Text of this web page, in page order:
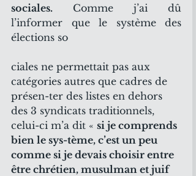
sociales. Comme j’ai dû
l’informer que le système des
élections so
ciales ne permettait pas aux
catégories autres que cadres de
présen-ter des listes en dehors
des 3 syndicats traditionnels,
celui-ci m’a dit « si je comprends
bien le sys-tème, c’est un peu
comme si je devais choisir entre
être chrétien, musulman et juif